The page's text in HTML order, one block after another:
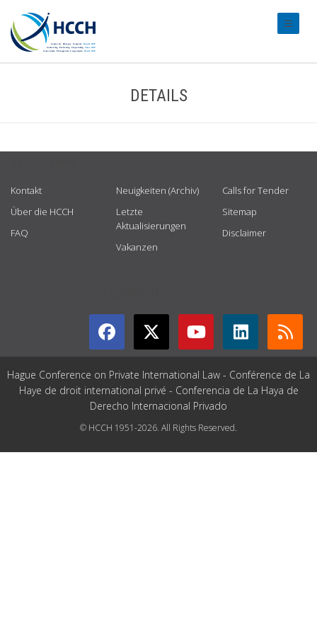
DETAILS
Kontakt
Über die HCCH
FAQ
Neuigkeiten (Archiv)
Letzte
Aktualisierungen
Vakanzen
Calls for Tender
Sitemap
Disclaimer
Hague Conference on Private International Law - Conférence de La
Haye de droit international privé - Conferencia de La Haya de
Derecho Internacional Privado
© HCCH 1951-2026. All Rights Reserved.